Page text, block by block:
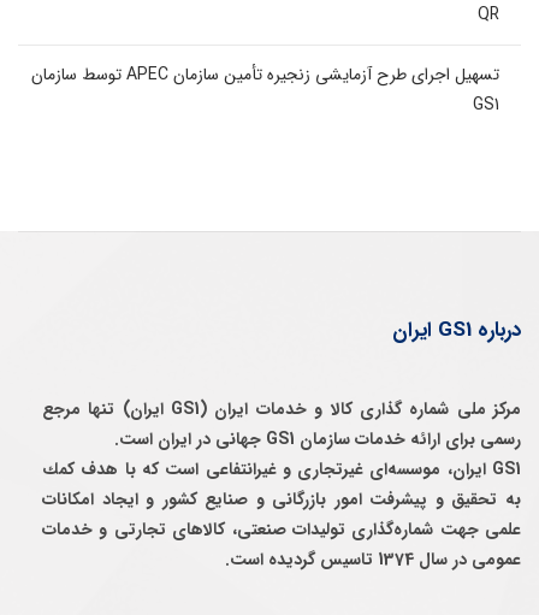
QR
تسهیل اجرای طرح آزمایشی زنجیره تأمین سازمان APEC توسط سازمان
GS1
درباره GS1 ایران
مرکز ملی شماره گذاری کالا و خدمات ایران (GS1 ایران) تنها مرجع
رسمی برای ارائه خدمات سازمان GS1 جهانی در ایران است.
GS1 ایران، موسسه‌ای غيرتجاری و غيرانتفاعی است كه با هدف كمك
به تحقيق و پيشرفت امور بازرگانی و صنايع كشور و ايجاد امكانات
علمی جهت شماره‌گذاری توليدات صنعتی، كالاهای تجارتی و خدمات
عمومی در سال 1374 تاسيس گرديده است.